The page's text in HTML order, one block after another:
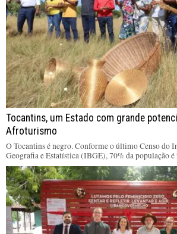
Tocantins, um Estado com grande
Afroturismo
O Tocantins é negro. Conforme o último Censo do
Geografia e Estatística (IBGE), 70% da população